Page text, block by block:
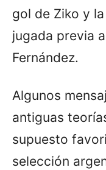
gol de Ziko y
jugada previa
Fernández.
Algunos
antiguas
supuesto
selección